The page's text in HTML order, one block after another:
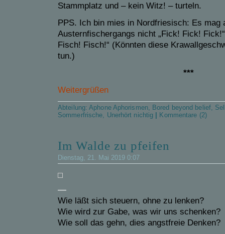
Stammplatz und – kein Witz! – turteln.
PPS. Ich bin mies in Nordfriesisch: Es mag
Austernfischergangs nicht „Fick! Fick!
Fisch! Fisch!“ (Könnten diese
tun.)
***
Weitergrüßen
Abteilung:Aphone Aphorismen, Bored beyond belief,
Sommerfrische, Unerhört nichtig Kommentare (2)
Im Walde zu pfeifen
Dienstag, 21. Mai 2019 0:07
—
Wie läßt sich steuern, ohne zu lenken?
Wie wird zur Gabe, was wir uns schenken?
Wie soll das gehn, dies angstfreie Denken?